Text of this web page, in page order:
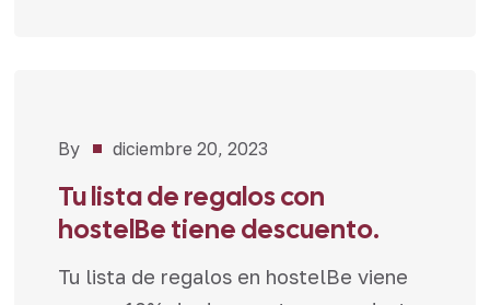
Promociones
By diciembre 20, 2023
Tu lista de regalos con
hostelBe tiene descuento.
Tu lista de regalos en hostelBe viene